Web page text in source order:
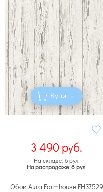
Купить
3 490руб.
На складе: 6 рул.
На распродаже: 6 рул.
Обои Aura Farmhouse FH37529